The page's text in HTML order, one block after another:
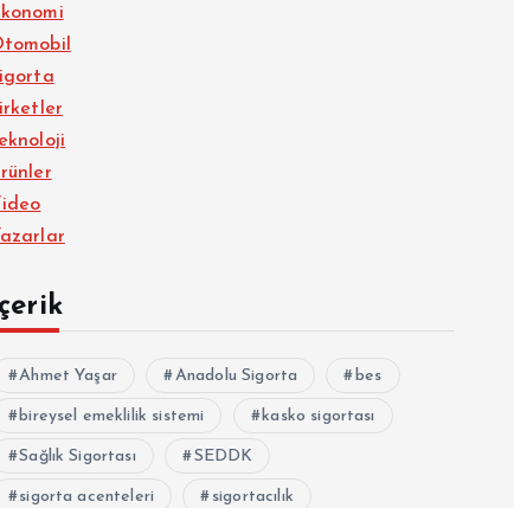
Ahmet Yaşar Anadolu Sigorta bes
bireysel emeklilik sistemi kasko sigortası
Sağlık Sigortası SEDDK
sigorta acenteleri sigortacılık